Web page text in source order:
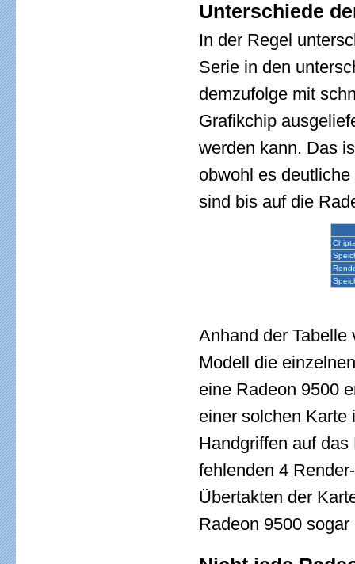
Unterschiede
In der Regel
Serie in den
demzufolge mit
Grafikchip
werden kann. Das
obwohl es
sind bis auf die
Anhand der
Modell die
eine Radeon 9500
einer solchen Karte
Handgriffen auf
fehlenden 4
Übertakten der
Radeon 9500